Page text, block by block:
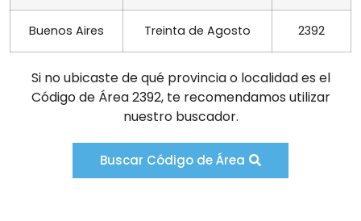
Buenos Aires Treinta de Agosto 2392
Si no ubicaste de qué provincia o localidad es el
Código de Área 2392, te recomendamos utilizar
nuestro buscador.
Buscar Código de Área